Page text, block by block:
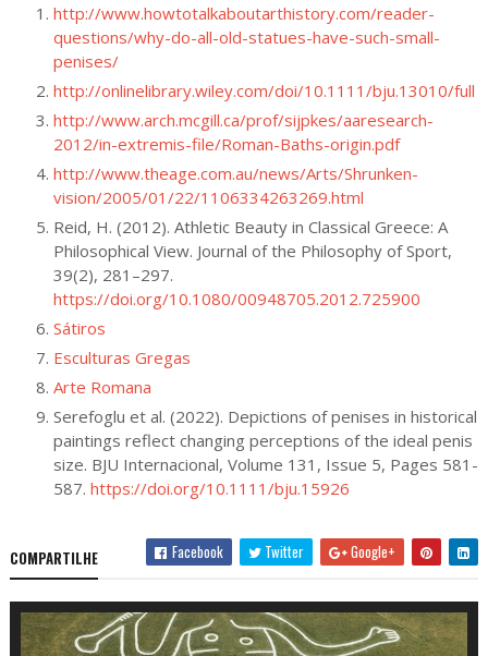
http://www.howtotalkaboutarthistory.com/reader-
questions/why-do-all-old-statues-have-such-small-
penises/
http://onlinelibrary.wiley.com/doi/10.1111/bju.13010/full
http://www.arch.mcgill.ca/prof/sijpkes/aaresearch-
2012/in-extremis-file/Roman-Baths-origin.pdf
http://www.theage.com.au/news/Arts/Shrunken-
vision/2005/01/22/1106334263269.html
Reid, H. (2012). Athletic Beauty in Classical Greece: A
Philosophical View. Journal of the Philosophy of Sport,
39(2), 281–297.
https://doi.org/10.1080/00948705.2012.725900
Sátiros
Esculturas Gregas
Arte Romana
Serefoglu et al. (2022). Depictions of penises in historical
paintings reflect changing perceptions of the ideal penis
size. BJU Internacional, Volume 131, Issue 5, Pages 581-
587. https://doi.org/10.1111/bju.15926
COMPARTILHE Facebook Twitter Google+